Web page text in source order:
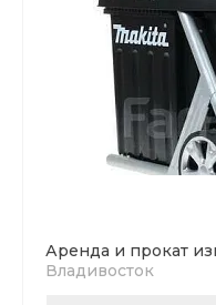
Аренда и прокат
Владивосток